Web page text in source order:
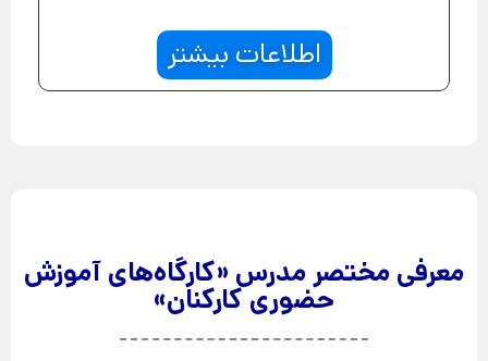
اطلاعات بیشتر
معرفی مختصر مدرس «کارگاه‌های آموزش
حضوری کارکنان»